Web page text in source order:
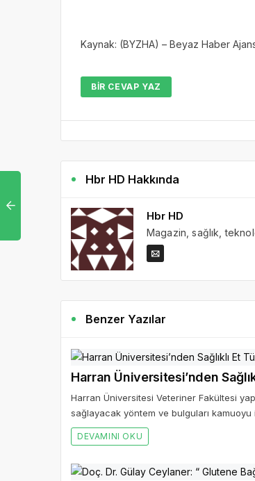
Kaynak: (BYZHA) – Beyaz Haber
BIR CEVAP YAZ
Hbr HD Hakkında
Hbr HD
Magazin, sağlık,
Benzer Yazılar
Harran Üniversitesi’nden
Harran Üniversitesi Veteriner Fakültesi
sağlayacak yöntem ve bulguları kamuoyu
DEVAMINI OKU